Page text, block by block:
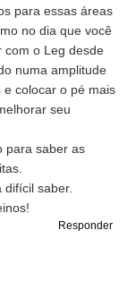
para essas áreas
no dia que você
com o Leg desde
numa amplitude
colocar o pé mais
seu
para saber as
difícil saber.
Responder